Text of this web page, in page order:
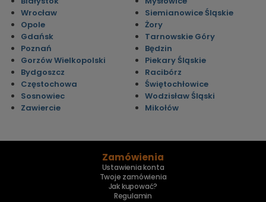
Wrocław
Opole
Gdańsk
Poznań
Gorzów Wielkopolski
Bydgoszcz
Częstochowa
Sosnowiec
Zawiercie
Siemianowice Śląskie
Żory
Tarnowskie Góry
Będzin
Piekary Śląskie
Racibórz
Świętochłowice
Wodzisław Śląski
Mikołów
Zamówienia
Ustawienia konta
Twoje zamówienia
Jak kupować?
Regulamin